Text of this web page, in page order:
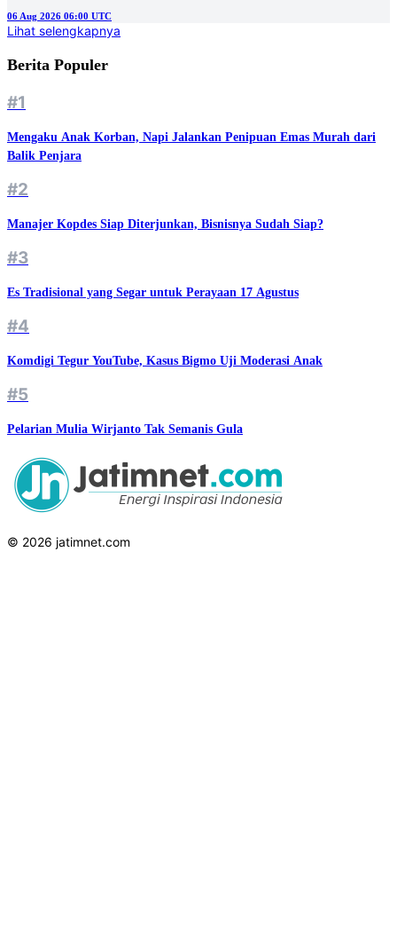
06 Aug 2026 06:00 UTC
Lihat selengkapnya
Berita Populer
#1
Mengaku Anak Korban, Napi Jalankan Penipuan Emas Murah dari
Balik Penjara
#2
Manajer Kopdes Siap Diterjunkan, Bisnisnya Sudah Siap?
#3
Es Tradisional yang Segar untuk Perayaan 17 Agustus
#4
Komdigi Tegur YouTube, Kasus Bigmo Uji Moderasi Anak
#5
Pelarian Mulia Wirjanto Tak Semanis Gula
© 2026 jatimnet.com